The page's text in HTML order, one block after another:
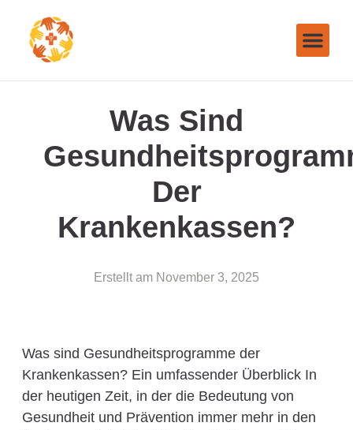
Was Sind
Der
Krankenkassen?
Erstellt am November 3, 2025
Was sind Gesundheitsprogramme der
Krankenkassen? Ein umfassender Überblick In
der heutigen Zeit, in der die Bedeutung von
Gesundheit und Prävention immer mehr in den